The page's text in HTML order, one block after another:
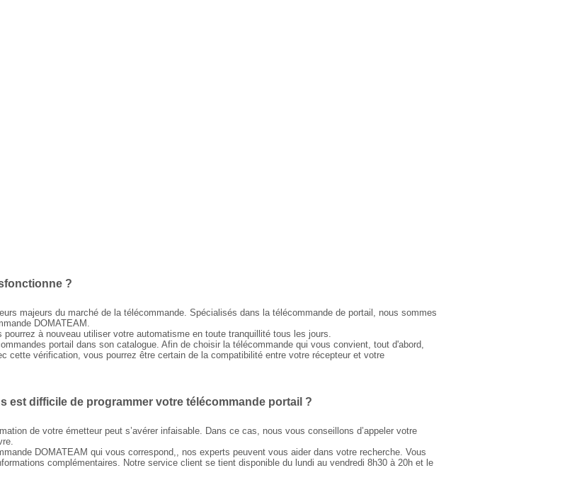
?
majeurs du marché de la télécommande. Spécialisés dans la télécommande de portail, nous sommes
DOMATEAM.
à nouveau utiliser votre automatisme en toute tranquillité tous les jours.
portail dans son catalogue. Afin de choisir la télécommande qui vous convient, tout d'abord,
cette vérification, vous pourrez être certain de la compatibilité entre votre récepteur et votre
est difficile de programmer votre télécommande portail ?
de votre émetteur peut s’avérer infaisable. Dans ce cas, nous vous conseillons d’appeler votre
DOMATEAM qui vous correspond,, nos experts peuvent vous aider dans votre recherche. Vous
complémentaires. Notre service client se tient disponible du lundi au vendredi 8h30 à 20h et le